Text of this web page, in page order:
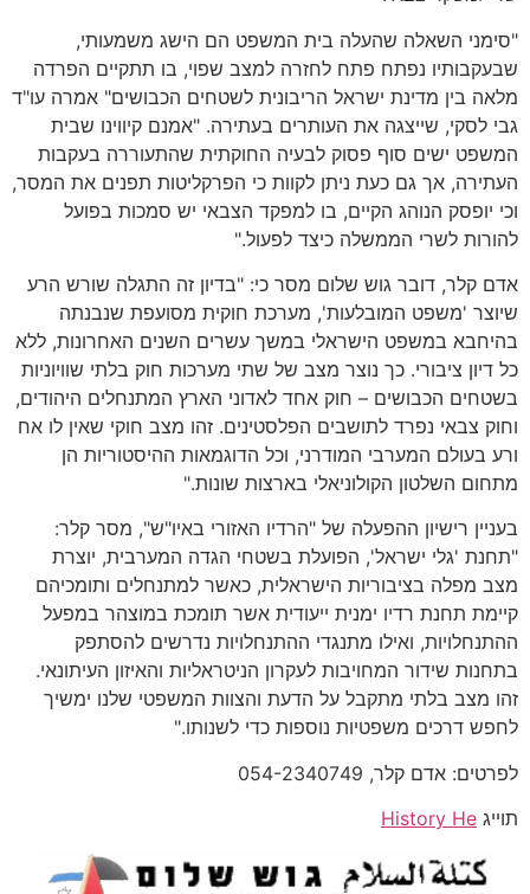
"סימני השאלה שהעלה בית המשפט הם הישג משמעותי,
שבעקבותיו נפתח פתח לחזרה למצב שפוי, בו תתקיים הפרדה
מלאה בין מדינת ישראל הריבונית לשטחים הכבושים" אמרה עו"ד
גבי לסקי, שייצגה את העותרים בעתירה. "אמנם קיווינו שבית
המשפט ישים סוף פסוק לבעיה החוקתית שהתעוררה בעקבות
העתירה, אך גם כעת ניתן לקוות כי הפרקליטות תפנים את המסר,
וכי יופסק הנוהג הקיים, בו למפקד הצבאי יש סמכות בפועל
להורות לשרי הממשלה כיצד לפעול."
אדם קלר, דובר גוש שלום מסר כי: "בדיון זה התגלה שורש הרע
שיוצר 'משפט המובלעות', מערכת חוקית מסועפת שנבנתה
בהיחבא במשפט הישראלי במשך עשרים השנים האחרונות, ללא
כל דיון ציבורי. כך נוצר מצב של שתי מערכות חוק בלתי שוויוניות
בשטחים הכבושים – חוק אחד לאדוני הארץ המתנחלים היהודים,
וחוק צבאי נפרד לתושבים הפלסטינים. זהו מצב חוקי שאין לו אח
ורע בעולם המערבי המודרני, וכל הדוגמאות ההיסטוריות הן
מתחום השלטון הקולוניאלי בארצות שונות."
בעניין רישיון ההפעלה של "הרדיו האזורי באיו"ש", מסר קלר:
"תחנת 'גלי ישראל', הפועלת בשטחי הגדה המערבית, יוצרת
מצב מפלה בציבוריות הישראלית, כאשר למתנחלים ותומכיהם
קיימת תחנת רדיו ימנית ייעודית אשר תומכת במוצהר במפעל
ההתנחלויות, ואילו מתנגדי ההתנחלויות נדרשים להסתפק
בתחנות שידור המחויבות לעקרון הניטראליות והאיזון העיתונאי.
זהו מצב בלתי מתקבל על הדעת והצוות המשפטי שלנו ימשיך
לחפש דרכים משפטיות נוספות כדי לשנותו."
לפרטים: אדם קלר, 054-2340749
תוייג History He